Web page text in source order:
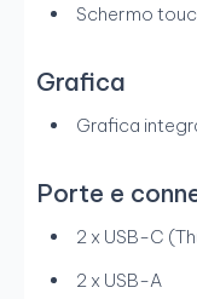
Schermo
Grafica
Grafica
Porte e
2 x USB-C
2 x USB-A